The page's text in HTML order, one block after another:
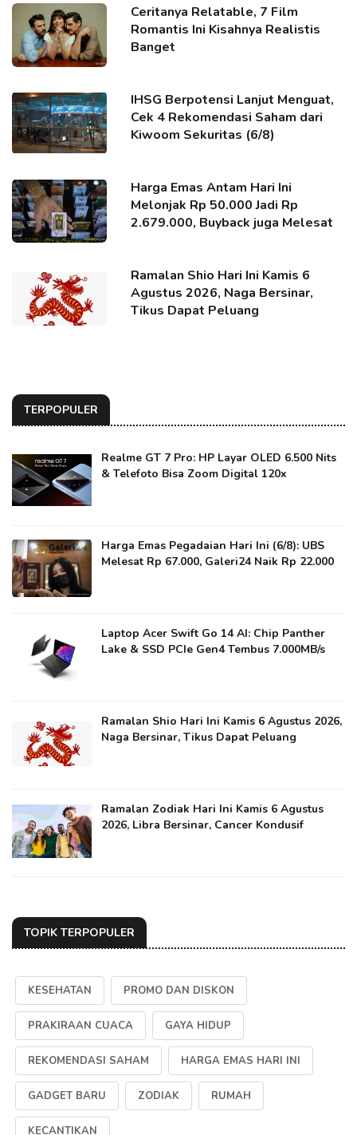
Ceritanya Relatable, 7 Film
Romantis Ini Kisahnya Realistis
Banget
IHSG Berpotensi Lanjut Menguat,
Cek 4 Rekomendasi Saham dari
Kiwoom Sekuritas (6/8)
Harga Emas Antam Hari Ini
Melonjak Rp 50.000 Jadi Rp
2.679.000, Buyback juga Melesat
Ramalan Shio Hari Ini Kamis 6
Agustus 2026, Naga Bersinar,
Tikus Dapat Peluang
TERPOPULER
Realme GT 7 Pro: HP Layar OLED 6.500 Nits
& Telefoto Bisa Zoom Digital 120x
Harga Emas Pegadaian Hari Ini (6/8): UBS
Melesat Rp 67.000, Galeri24 Naik Rp 22.000
Laptop Acer Swift Go 14 AI: Chip Panther
Lake & SSD PCIe Gen4 Tembus 7.000MB/s
Ramalan Shio Hari Ini Kamis 6 Agustus 2026,
Naga Bersinar, Tikus Dapat Peluang
Ramalan Zodiak Hari Ini Kamis 6 Agustus
2026, Libra Bersinar, Cancer Kondusif
TOPIK TERPOPULER
KESEHATAN PROMO DAN DISKON
PRAKIRAAN CUACA GAYA HIDUP
REKOMENDASI SAHAM HARGA EMAS HARI INI
GADGET BARU ZODIAK RUMAH
KECANTIKAN